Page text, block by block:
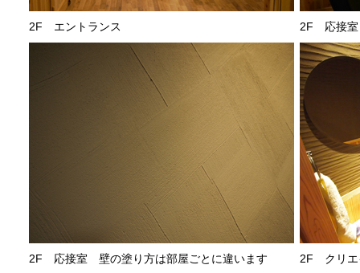
2F エントランス 2F 応接室
2F 応接室 壁の塗り方は部屋ごとに違います 2F クリエ